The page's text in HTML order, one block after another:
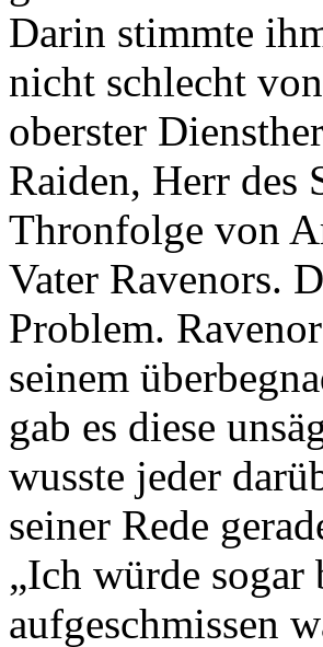
Darin stimmte
nicht schlecht
oberster
Raiden, Herr des
Thronfolge von
Vater Ravenors.
Problem.
seinem
gab es diese
wusste jeder
seiner Rede
„Ich würde sogar
aufgeschmissen